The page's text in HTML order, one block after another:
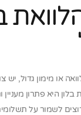
או מימון גדול, יש
היא פתרון מעניין
לשמור על